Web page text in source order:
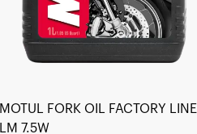
MOTUL FORK OIL FACTORY LINE
LM 7.5W